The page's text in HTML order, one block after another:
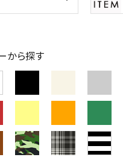
36inc 38inc
から探す